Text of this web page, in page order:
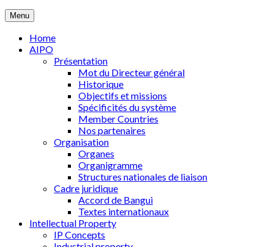
Menu
Home
AIPO
Présentation
Mot du Directeur général
Historique
Objectifs et missions
Spécificités du système
Member Countries
Nos partenaires
Organisation
Organes
Organigramme
Structures nationales de liaison
Cadre juridique
Accord de Bangui
Textes internationaux
Intellectual Property
IP Concepts